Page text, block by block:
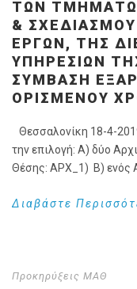
ΤΩΝ
& ΣΧΕΔΙΑΣΜΟΎ
ΈΡΓΩΝ, ΤΗΣ
ΥΠΗΡΕΣΙΏΝ
ΣΎΜΒΑΣΗ
ΟΡΙΣΜΈΝΟΥ
Θεσσαλονίκη 18-4-
την επιλογή: Α) δύο
Θέσης: ΑΡΧ_1) Β) ενός
Διαβάστε
Προκηρύξεις ΜΑΘ